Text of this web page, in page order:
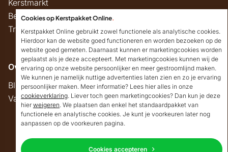
Kerstmarkt
Belastingregels
Track & Trace
Overig
Blog
Vacatures
Copyright © 2026 Kerstpakket Online
Goedendag!
Mocht ik je ergens mee
kunnen helpen, dan
verneem ik dat graag.
Cookies op Kerstpakket Online.
Kerstpakket Online gebruikt zowel functionele als analytische cookies.
Hierdoor kan de website goed functioneren en worden bezoeken op de
website goed gemeten. Daarnaast kunnen er marketingcookies worden
geplaatst als je deze accepteert. Met marketingcookies kunnen wij de
ervaring op onze website persoonlijker en meer gestroomlijnd maken.
We kunnen je namelijk nuttige advertenties laten zien en zo je ervaring
persoonlijker maken. Meer informatie? Lees hier alles in onze
cookieverklaring. Liever toch geen marketingcookies? Dan kun je deze
hier weigeren. We plaatsen dan enkel het standaardpakket van
functionele en analytische cookies. Je kunt je voorkeuren later nog
aanpassen op de voorkeuren pagina.
Cookies accepteren